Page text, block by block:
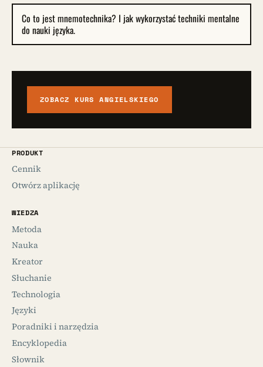
Co to jest mnemotechnika? I jak wykorzystać techniki mentalne
do nauki języka.
ZOBACZ KURS ANGIELSKIEGO
PRODUKT
Cennik
Otwórz aplikację
WIEDZA
Metoda
Nauka
Kreator
Słuchanie
Technologia
Języki
Poradniki i narzędzia
Encyklopedia
Słownik